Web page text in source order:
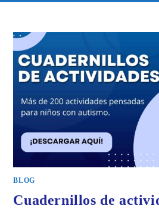
BLOG
Cuadernillos de